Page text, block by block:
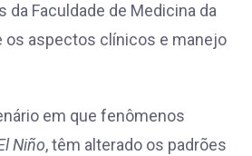
da Faculdade de Medicina da
os aspectos clínicos e manejo
em que fenômenos
Niño, têm alterado os padrões